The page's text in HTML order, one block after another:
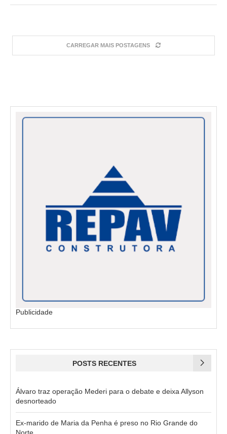
CARREGAR MAIS POSTAGENS
Publicidade
POSTS RECENTES
Álvaro traz operação Mederi para o debate e deixa Allyson
desnorteado
Ex-marido de Maria da Penha é preso no Rio Grande do